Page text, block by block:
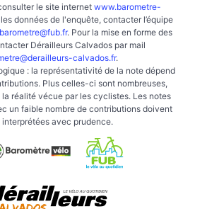
le site internet www.barometre-
données de l'enquête, contacter l’équipe
barometre@fub.fr. Pour la mise en forme des
Dérailleurs Calvados par mail
calvados.fr.
: la représentativité de la note dépend
Plus celles-ci sont nombreuses,
réalité vécue par les cyclistes. Les notes
un faible nombre de contributions doivent
interprétées avec prudence.